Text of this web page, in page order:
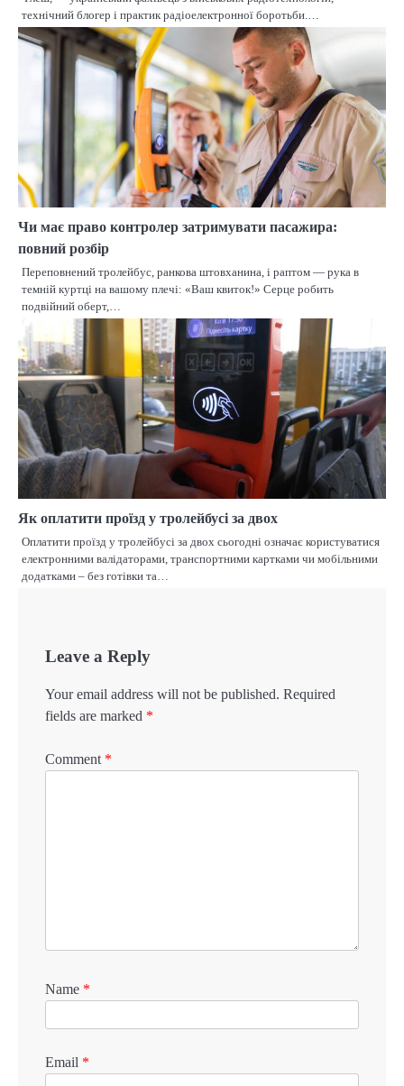
технічний блогер і практик радіоелектронної боротьби.…
Чи має право контролер затримувати пасажира:
повний розбір
Переповнений тролейбус, ранкова штовханина, і раптом — рука в
темній куртці на вашому плечі: «Ваш квиток!» Серце робить
подвійний оберт,…
Як оплатити проїзд у тролейбусі за двох
Оплатити проїзд у тролейбусі за двох сьогодні означає користуватися
електронними валідаторами, транспортними картками чи мобільними
додатками – без готівки та…
Leave a Reply
Your email address will not be published. Required
fields are marked *
Comment *
Name *
Email *